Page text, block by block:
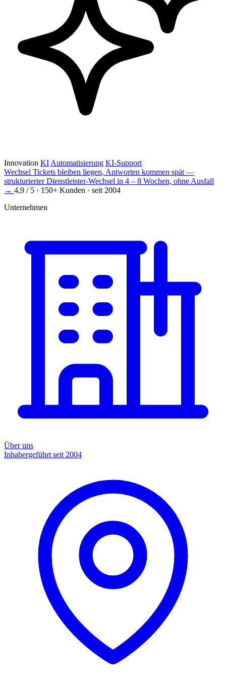
Innovation KI Automatisierung KI-Support
Wechsel Tickets bleiben liegen, Antworten kommen spät —
strukturierter Dienstleister-Wechsel in 4 – 8 Wochen, ohne Ausfall
→ 4,9 / 5 · 150+ Kunden · seit 2004
Unternehmen
Über uns
Inhabergeführt seit 2004